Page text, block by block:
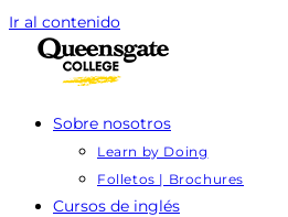
Ir al contenido
Sobre nosotros
Learn by Doing
Folletos | Brochures
Cursos de inglés